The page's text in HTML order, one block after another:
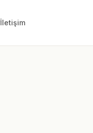
İletişim